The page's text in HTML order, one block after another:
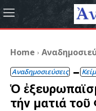
Home
Αναδημοσιεύσεις
Ὁ
τήν ματιά